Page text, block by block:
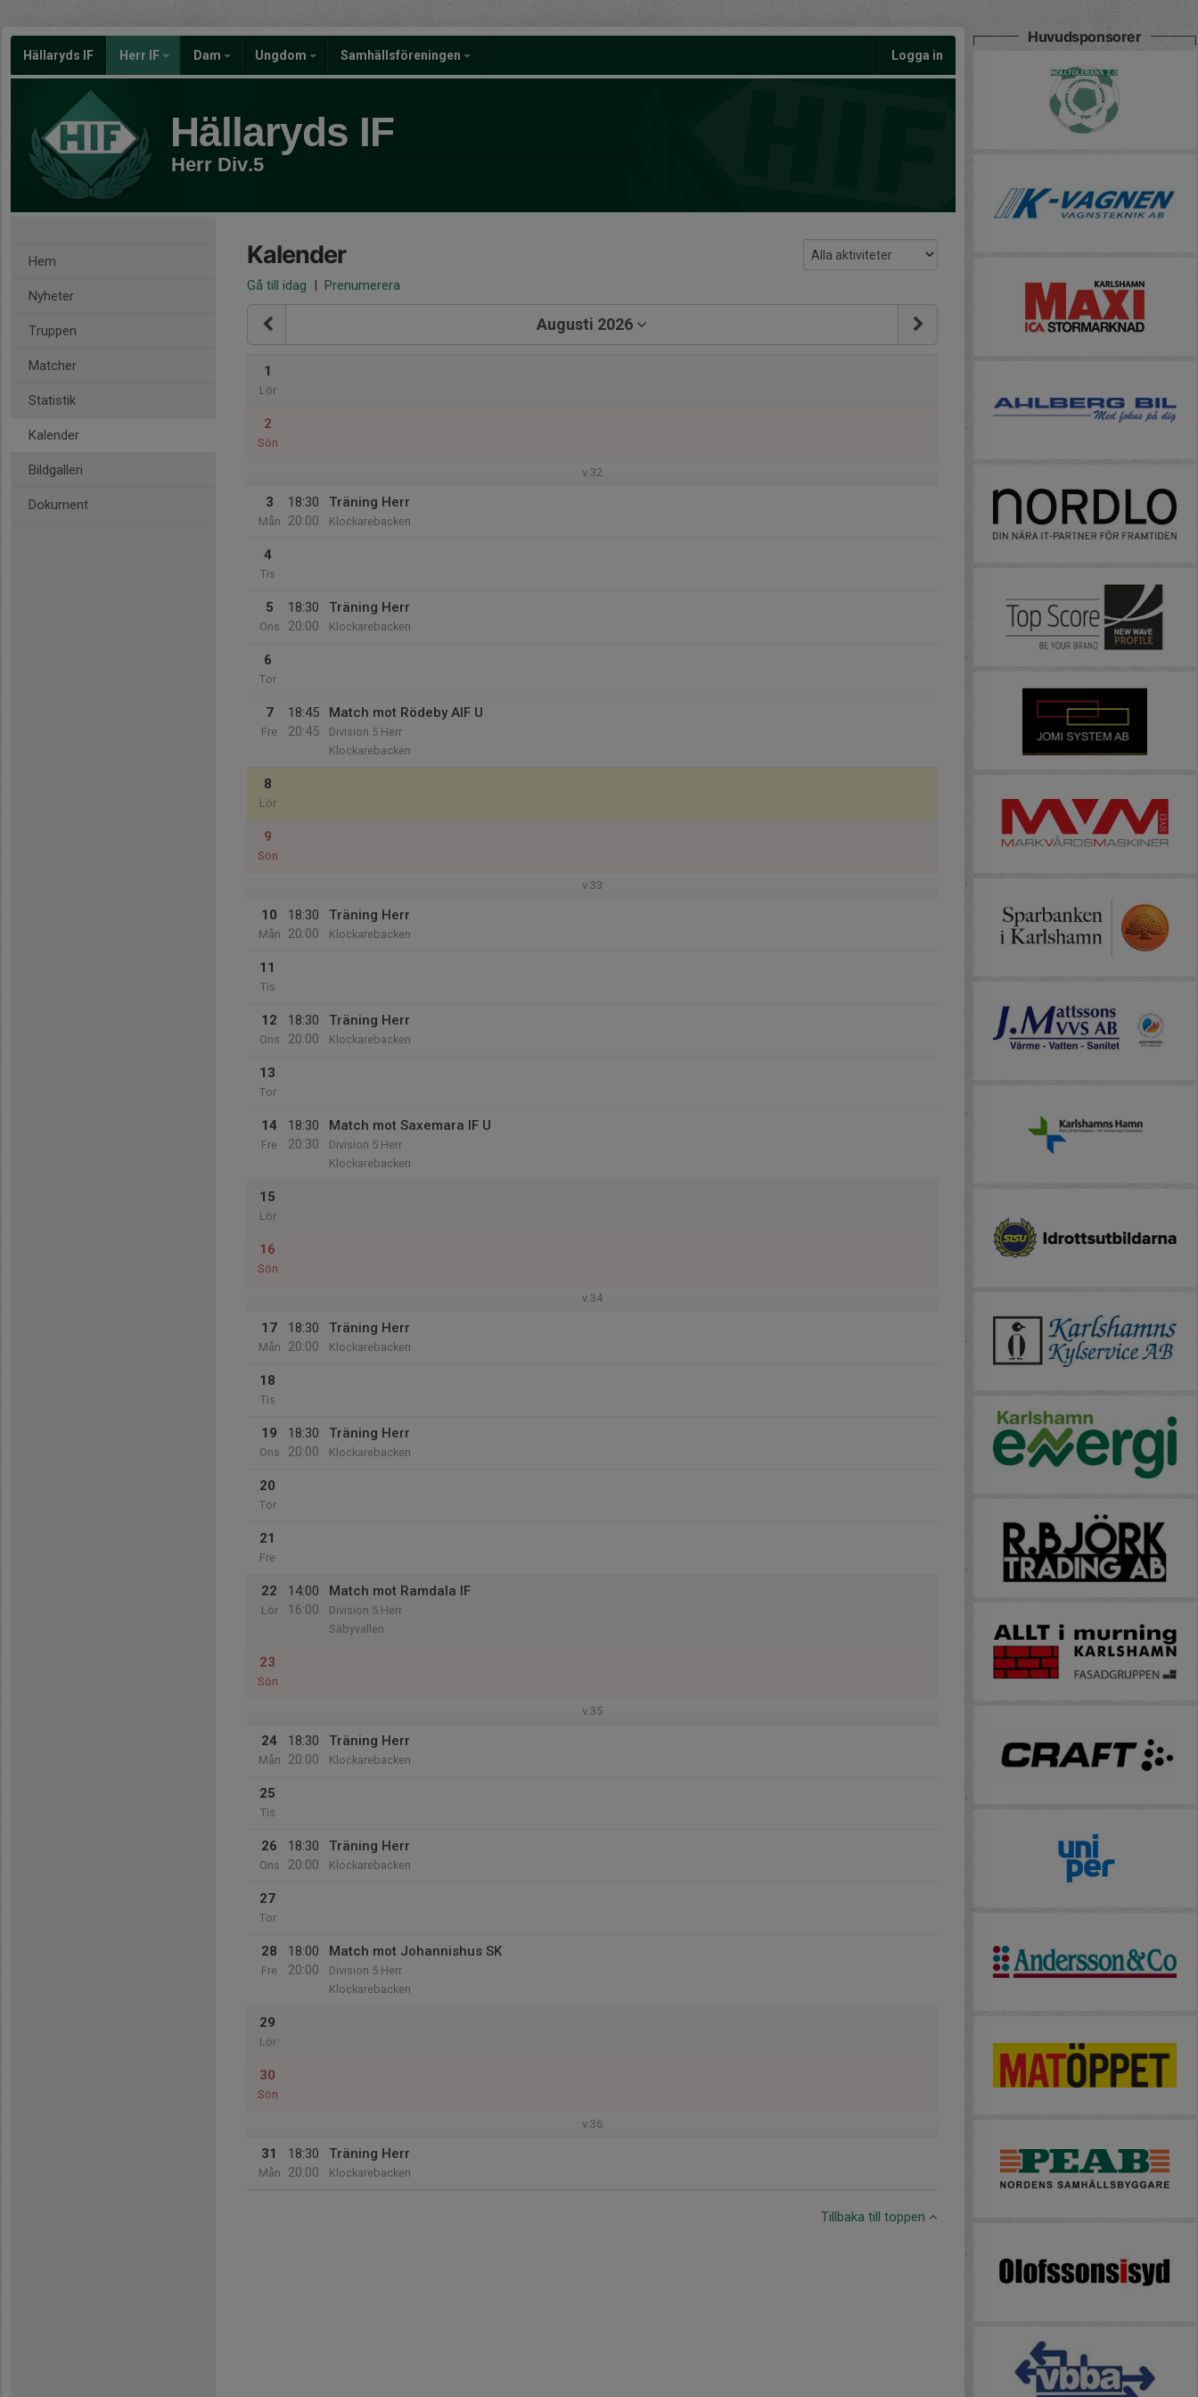
Hällaryds IF Herr IF Dam Ungdom Samhällsföreningen Logga in
Hällaryds IF
Herr Div.5
Hem
Nyheter
Truppen
Matcher
Statistik
Kalender
Bildgalleri
Dokument
Kalender
Gå till idag | Prenumerera
Augusti 2026
1
Lör
2
Sön
v.32
3
Mån
18:30
20:00
Träning Herr
Klockarebacken
4
Tis
5
Ons
18:30
20:00
Träning Herr
Klockarebacken
6
Tor
7
Fre
18:45
20:45
Match mot Rödeby AIF U
Division 5 Herr
Klockarebacken
8
Lör
9
Sön
v.33
10
Mån
18:30
20:00
Träning Herr
Klockarebacken
11
Tis
12
Ons
18:30
20:00
Träning Herr
Klockarebacken
13
Tor
14
Fre
18:30
20:30
Match mot Saxemara IF U
Division 5 Herr
Klockarebacken
15
Lör
16
Sön
v.34
17
Mån
18:30
20:00
Träning Herr
Klockarebacken
18
Tis
19
Ons
18:30
20:00
Träning Herr
Klockarebacken
20
Tor
21
Fre
22
Lör
14:00
16:00
Match mot Ramdala IF
Division 5 Herr
Säbyvallen
23
Sön
v.35
24
Mån
18:30
20:00
Träning Herr
Klockarebacken
25
Tis
26
Ons
18:30
20:00
Träning Herr
Klockarebacken
27
Tor
28
Fre
18:00
20:00
Match mot Johannishus SK
Division 5 Herr
Klockarebacken
29
Lör
30
Sön
v.36
31
Mån
18:30
20:00
Träning Herr
Klockarebacken
Tillbaka till toppen
Huvudsponsorer